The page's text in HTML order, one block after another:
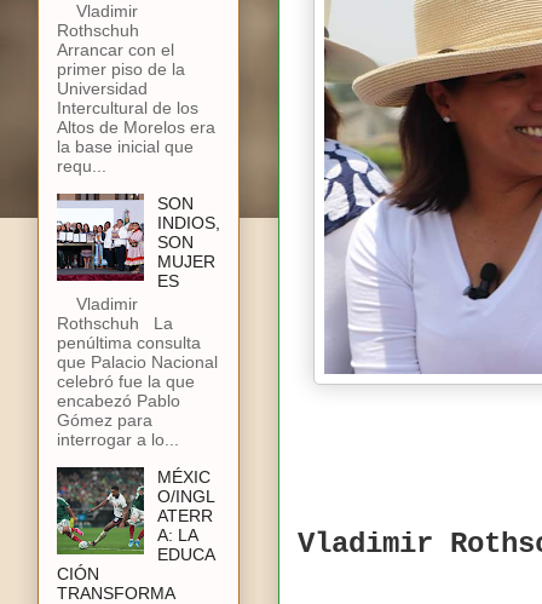
Vladimir
Vladimir
Rothschuh
Arrancar con el
primer piso de la
Universidad
Intercultural de los
Altos de Morelos era
la base inicial que
requ...
SON
INDIOS,
SON
MUJER
ES
Vladimir
Rothschuh La
penúltima consulta
que Palacio Nacional
celebró fue la que
encabezó Pablo
Gómez para
interrogar a lo...
MÉXIC
O/INGL
ATERR
A: LA
EDUCA
CIÓN
TRANSFORMA